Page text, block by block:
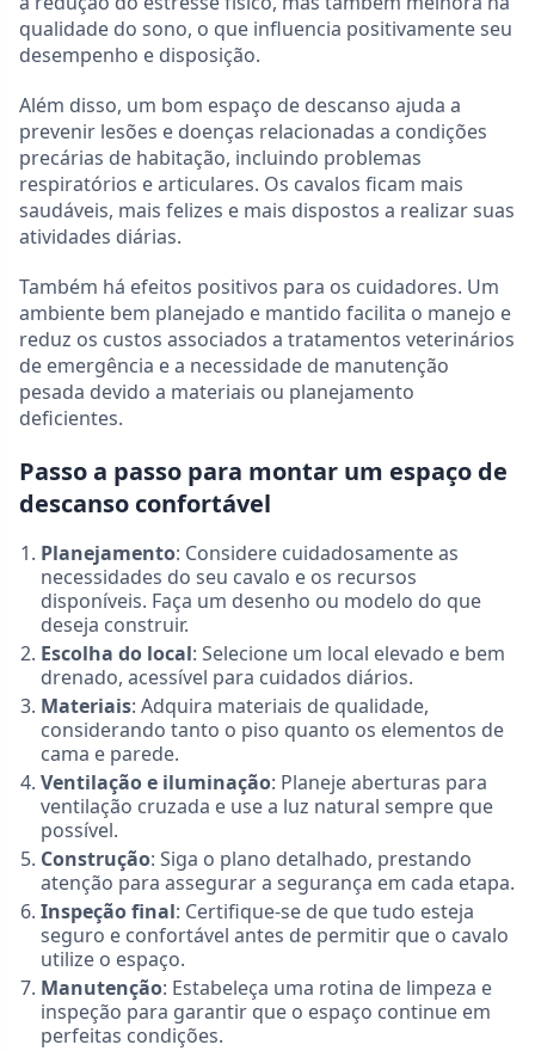
qualidade do sono, o que influencia positivamente seu
desempenho e disposição.
Além disso, um bom espaço de descanso ajuda a
prevenir lesões e doenças relacionadas a condições
precárias de habitação, incluindo problemas
respiratórios e articulares. Os cavalos ficam mais
saudáveis, mais felizes e mais dispostos a realizar suas
atividades diárias.
Também há efeitos positivos para os cuidadores. Um
ambiente bem planejado e mantido facilita o manejo e
reduz os custos associados a tratamentos veterinários
de emergência e a necessidade de manutenção
pesada devido a materiais ou planejamento
deficientes.
Passo a passo para montar um espaço de
descanso confortável
Planejamento: Considere cuidadosamente as
necessidades do seu cavalo e os recursos
disponíveis. Faça um desenho ou modelo do que
deseja construir.
Escolha do local: Selecione um local elevado e bem
drenado, acessível para cuidados diários.
Materiais: Adquira materiais de qualidade,
considerando tanto o piso quanto os elementos de
cama e parede.
Ventilação e iluminação: Planeje aberturas para
ventilação cruzada e use a luz natural sempre que
possível.
Construção: Siga o plano detalhado, prestando
atenção para assegurar a segurança em cada etapa.
Inspeção final: Certifique-se de que tudo esteja
seguro e confortável antes de permitir que o cavalo
utilize o espaço.
Manutenção: Estabeleça uma rotina de limpeza e
inspeção para garantir que o espaço continue em
perfeitas condições.